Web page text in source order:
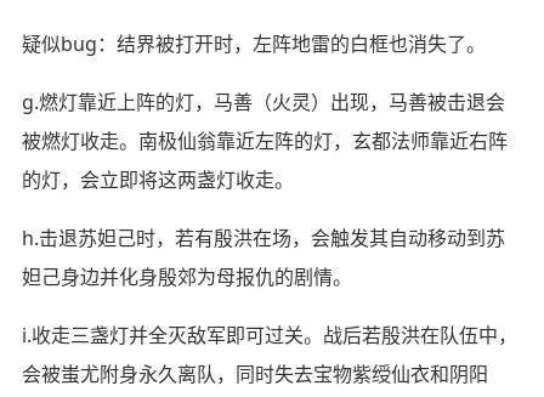
疑似bug：结界被打开时，左阵地雷的白框也消失了。
g.燃灯靠近上阵的灯，马善（火灵）出现，马善被击退会
被燃灯收走。南极仙翁靠近左阵的灯，玄都法师靠近右阵
的灯，会立即将这两盏灯收走。
h.击退苏妲己时，若有殷洪在场，会触发其自动移动到苏
妲己身边并化身殷郊为母报仇的剧情。
i.收走三盏灯并全灭敌军即可过关。战后若殷洪在队伍中，
会被蚩尤附身永久离队，同时失去宝物紫绶仙衣和阴阳